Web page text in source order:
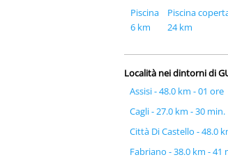
Piscina
6 km
Piscina
24 km
Località nei dintorni di
Assisi - 48.0 km - 01 ore
Cagli - 27.0 km - 30 min.
Città Di Castello - 48.0
Fabriano - 38.0 km - 41